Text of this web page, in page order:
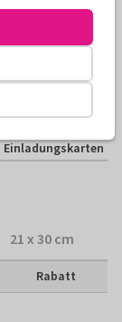
mit blauem
An der
werden.
Einladungskarten
21 x 30 cm
Rabatt